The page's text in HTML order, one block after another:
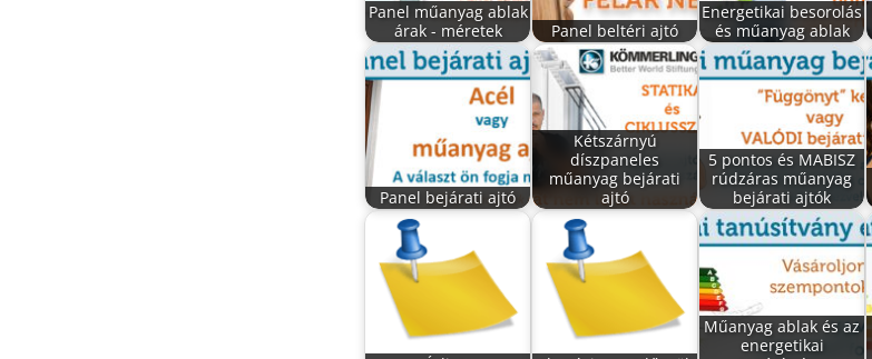
Panel műanyag ablak
árak - méretek
Panel beltéri ajtó
Energetikai besorolás
és műanyag ablak
Panel bejárati ajtó
Kétszárnyú
díszpaneles
műanyag bejárati
ajtó
5 pontos és MABISZ
rúdzáras műanyag
bejárati ajtók
Műanyag ablak és az
energetikai